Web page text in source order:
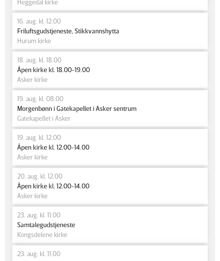
Heggedal kirke
16. aug. kl. 12.00
Friluftsgudstjeneste, Stikkvannshytta
Hurum kirke
18. aug. kl. 18.00
Åpen kirke kl. 18.00-19.00
Asker kirke
19. aug. kl. 08.00
Morgenbønn i Gatekapellet i Asker sentrum
Gatekapellet i Asker
19. aug. kl. 12.00
Åpen kirke kl. 12.00-14.00
Asker kirke
20. aug. kl. 12.00
Åpen kirke kl. 12.00-14.00
Asker kirke
23. aug. kl. 11.00
Samtalegudstjeneste
Kongsdelene kirke
23. aug. kl. 11.00